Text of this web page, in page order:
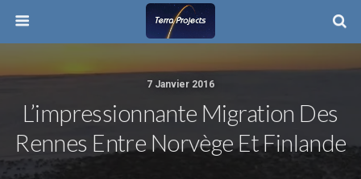
7 Janvier 2016
L’impressionnante Migration Des
Rennes Entre Norvège Et Finlande